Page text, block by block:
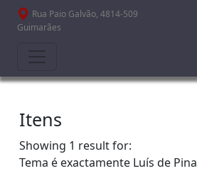
Passar para o conteúdo principal
Rua Paio Galvão, 4814-509
Guimarães
Itens
Showing 1 result for:
Tema é exactamente Luís de Pina